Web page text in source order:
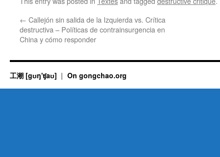
← Callejón sin salida de la Izquierda vs. Crítica
destructiva – Políticas de contrainsurgencia en
China y cómo responder
工潮 [gʊŋ'ʧaʊ] On gongchao.org